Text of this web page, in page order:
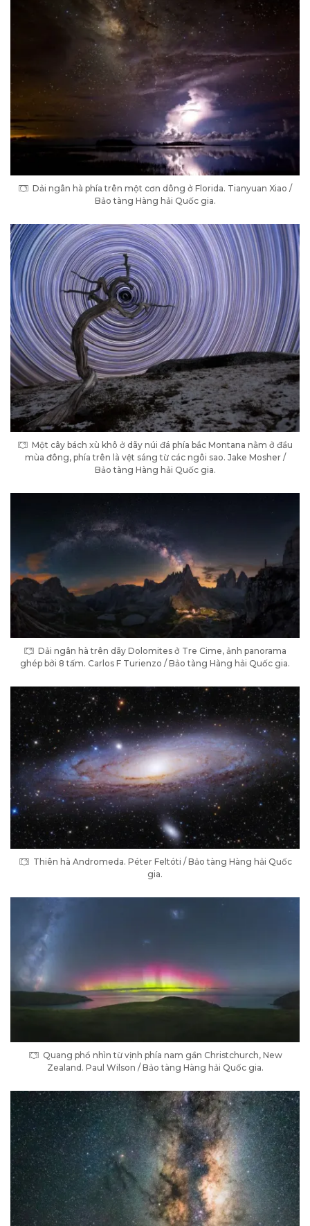
Dải ngân hà phía trên một cơn dông ở Florida. Tianyuan Xiao /
Bảo tàng Hàng hải Quốc gia.
Một cây bách xù khô ở dãy núi đá phía bắc Montana nằm ở đầu
mùa đông, phía trên là vệt sáng từ các ngôi sao. Jake Mosher /
Bảo tàng Hàng hải Quốc gia.
Dải ngân hà trên dãy Dolomites ở Tre Cime, ảnh panorama
ghép bởi 8 tấm. Carlos F Turienzo / Bảo tàng Hàng hải Quốc gia.
Thiên hà Andromeda. Péter Feltóti / Bảo tàng Hàng hải Quốc
gia.
Quang phổ nhìn từ vịnh phía nam gần Christchurch, New
Zealand. Paul Wilson / Bảo tàng Hàng hải Quốc gia.